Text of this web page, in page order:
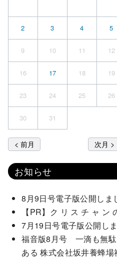
2 3 4 5
9 10 11 12
16 17 18 19
23 24 25 26
30 31
< 前月 次月 >
お知らせ
8月9日号電子版公開しま
【PR】ク リ ス チ ャ ン
7月19日号電子版公開し
福音版8月号 一滴も無
ある 株式会社坂井養蜂